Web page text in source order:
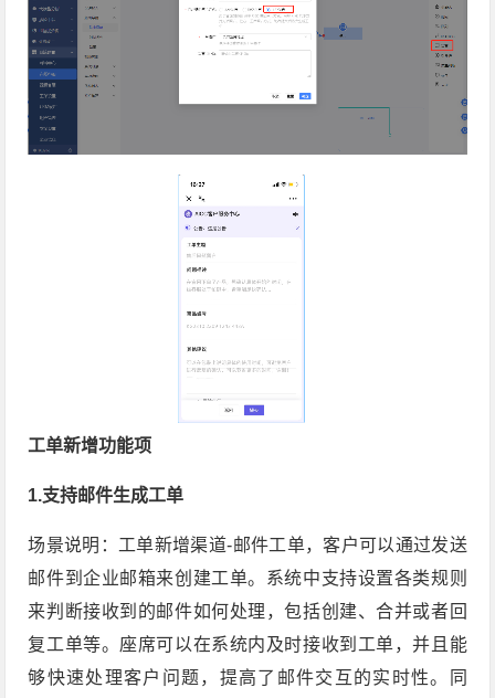
工单新增功能项
1.支持邮件生成工单
场景说明：工单新增渠道-邮件工单，客户可以通过发送
邮件到企业邮箱来创建工单。系统中支持设置各类规则
来判断接收到的邮件如何处理，包括创建、合并或者回
复工单等。座席可以在系统内及时接收到工单，并且能
够快速处理客户问题，提高了邮件交互的实时性。同